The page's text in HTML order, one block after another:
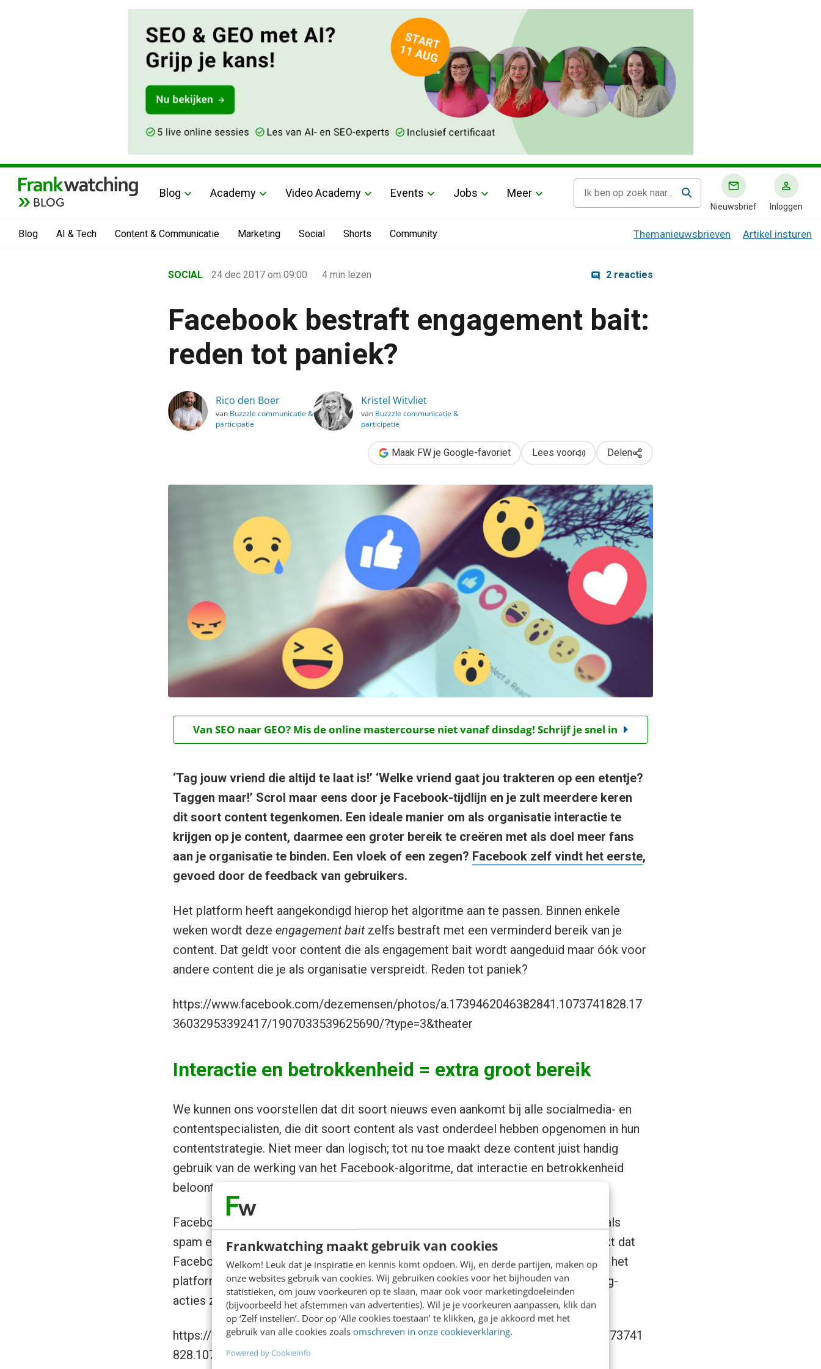
Frankwatching maakt gebruik van cookies
Welkom! Leuk dat je inspiratie en kennis komt opdoen. Wij, en derde partijen, maken op
onze websites gebruik van cookies. Wij gebruiken cookies voor het bijhouden van
statistieken, om jouw voorkeuren op te slaan, maar ook voor marketingdoeleinden
(bijvoorbeeld het afstemmen van advertenties). Wil je je voorkeuren aanpassen, klik dan
op ‘Zelf instellen’. Door op ‘Alle cookies toestaan’ te klikken, ga je akkoord met het
gebruik van alle cookies zoals omschreven in onze cookieverklaring.
Powered by CookieInfo
BLOG
Blog Academy Video Academy Events Jobs Meer
Nieuwsbrief Inloggen
Blog AI & Tech Content & Communicatie Marketing Social Shorts Community Themanieuwsbrieven Artikel insturen
›
›
SOCIAL 24 dec 2017 om 09:00 4 min lezen 2 reacties
Facebook bestraft engagement bait:
reden tot paniek?
Rico den Boer
van Buzzzle communicatie &
participatie
Kristel Witvliet
van Buzzzle communicatie &
participatie
Maak FW je Google-favoriet Lees voor Delen
Van SEO naar GEO? Mis de online mastercourse niet vanaf dinsdag! Schrijf je snel in
‘Tag jouw vriend die altijd te laat is!’ ‘Welke vriend gaat jou trakteren op een etentje?
Taggen maar!’ Scrol maar eens door je Facebook-tijdlijn en je zult meerdere keren
dit soort content tegenkomen. Een ideale manier om als organisatie interactie te
krijgen op je content, daarmee een groter bereik te creëren met als doel meer fans
aan je organisatie te binden. Een vloek of een zegen? Facebook zelf vindt het eerste,
gevoed door de feedback van gebruikers.
Het platform heeft aangekondigd hierop het algoritme aan te passen. Binnen enkele
weken wordt deze engagement baitzelfs bestraft met een verminderd bereik van je
content. Dat geldt voor content die als engagement bait wordt aangeduid maar óók voor
andere content die je als organisatie verspreidt. Reden tot paniek?
https://www.facebook.com/dezemensen/photos/a.1739462046382841.1073741828.17
36032953392417/1907033539625690/?type=3&theater
Interactie en betrokkenheid = extra groot bereik
We kunnen ons voorstellen dat dit soort nieuws even aankomt bij alle socialmedia- en
contentspecialisten, die dit soort content als vast onderdeel hebben opgenomen in hun
contentstrategie. Niet meer dan logisch; tot nu toe maakt deze content juist handig
gebruik van de werking van het Facebook-algoritme, dat interactie en betrokkenheid
beloont met een extra groot bereik.
Facebook zegt nu dat gebruikers van het platform engagement bait vaak ervaart als
spam en dat zorgt voor een negatieve ervaring bij het gebruik ervan. Als je bedenkt dat
Facebook maar één doel heeft, ervoor zorgen dat gebruikers zo lang mogelijk op het
platform actief zijn en dat naar tevredenheid doen, is het niet vreemd dat zij de tag-
acties zo veel mogelijk willen weren.
https://www.facebook.com/dingenvoorvrouwen/photos/a.1079491782094763.1073741
828.1079470752096866/1652225948154674/?type=3